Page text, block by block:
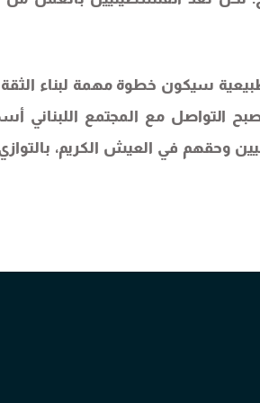
سيكون خطوة مهمة لبناء
التواصل مع المجتمع اللبناني
وحقهم في العيش الكريم،